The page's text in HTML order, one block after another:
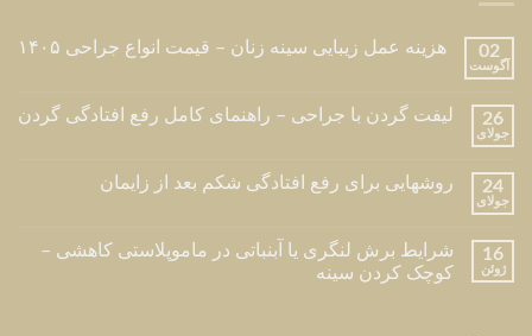
02
آگوست
هزینه عمل زیبایی سینه زنان – قیمت انواع جراحی ۱۴۰۵
26
جولای
لیفت گردن با جراحی – راهنمای کامل رفع افتادگی گردن
24
جولای
روشهایی برای رفع افتادگی شکم بعد از زایمان
16
ژوئن
شرایط برش لنگری یا آبنباتی در ماموپلاستی کاهشی –
کوچک کردن سینه